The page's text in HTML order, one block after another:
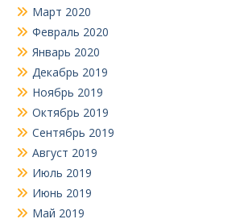
Март 2020
Февраль 2020
Январь 2020
Декабрь 2019
Ноябрь 2019
Октябрь 2019
Сентябрь 2019
Август 2019
Июль 2019
Июнь 2019
Май 2019